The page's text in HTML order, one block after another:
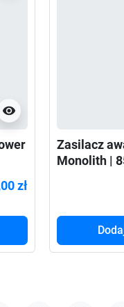
visibility
zł
Zasilacz
Monolith |